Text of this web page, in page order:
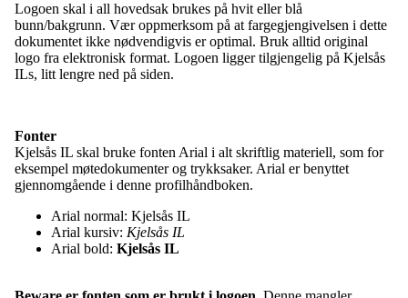
Logoen skal i all hovedsak brukes på hvit eller blå
bunn/bakgrunn. Vær oppmerksom på at fargegjengivelsen i dette
dokumentet ikke nødvendigvis er optimal. Bruk alltid original
logo fra elektronisk format. Logoen ligger tilgjengelig på Kjelsås
ILs, litt lengre ned på siden.
Fonter
Kjelsås IL skal bruke fonten Arial i alt skriftlig materiell, som for
eksempel møtedokumenter og trykksaker. Arial er benyttet
gjennomgående i denne profilhåndboken.
Arial normal: Kjelsås IL
Arial kursiv: Kjelsås IL
Arial bold: Kjelsås IL